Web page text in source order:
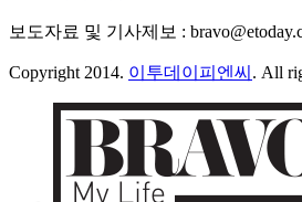
보도자료 및 기사제보 :
Copyright 2014. 이투데이피엔씨 . All